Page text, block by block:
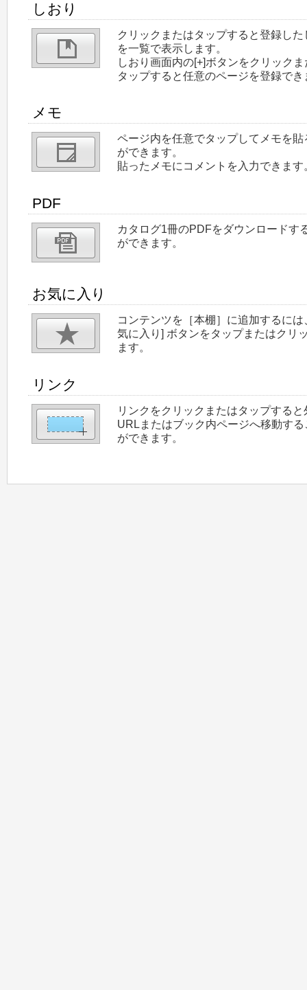
しおり
クリックまたはタップすると登録した
を一覧で表示します。
しおり画面内の[+]ボタンをクリックま
タップすると任意のページを登録でき
メモ
ページ内を任意でタップしてメモを貼
ができます。
貼ったメモにコメントを入力できます
PDF
カタログ1冊のPDFをダウンロードす
ができます。
お気に入り
コンテンツを［本棚］に追加するには
気に入り] ボタンをタップまたはクリ
ます。
リンク
リンクをクリックまたはタップすると
URLまたはブック内ページへ移動する
ができます。